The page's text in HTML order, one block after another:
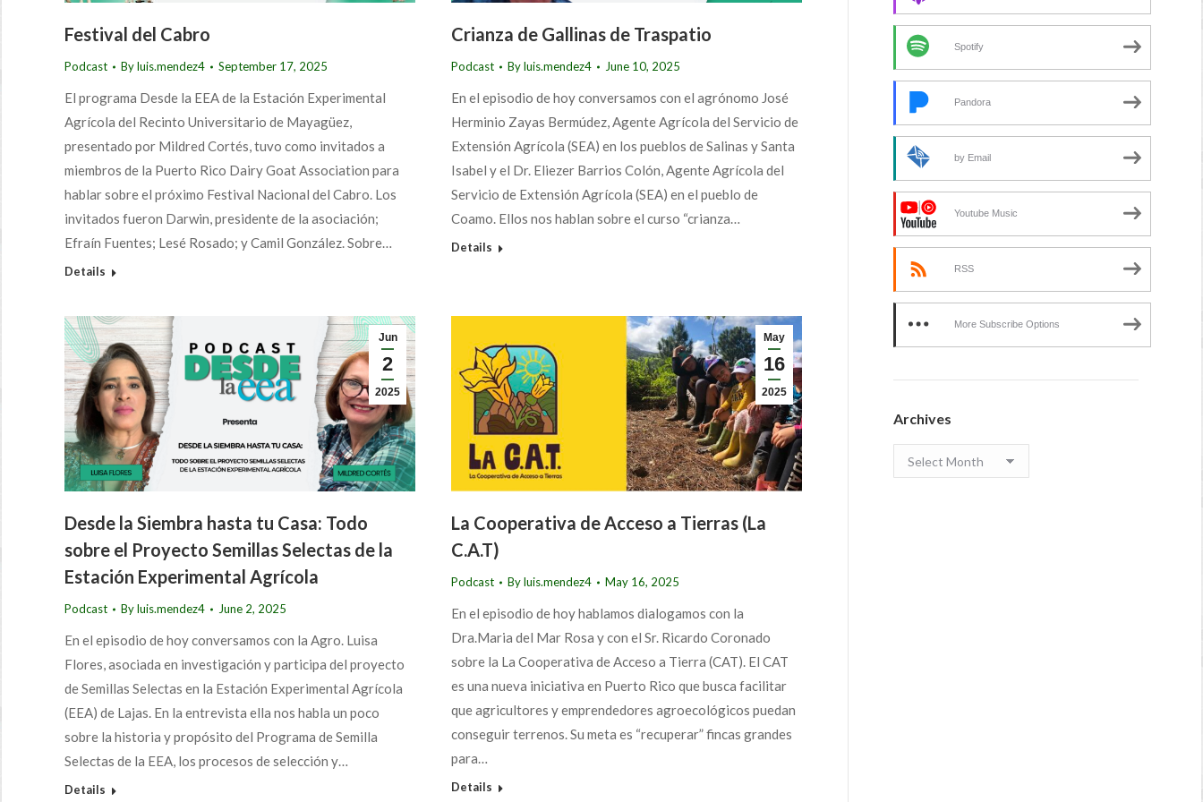
Festival del Cabro
Podcast Byluis.mendez4 September 17, 2025
El programa Desde la EEA de la Estación Experimental
Agrícola del Recinto Universitario de Mayagüez,
presentado por Mildred Cortés, tuvo como invitados a
miembros de la Puerto Rico Dairy Goat Association para
hablar sobre el próximo Festival Nacional del Cabro. Los
invitados fueron Darwin, presidente de la asociación;
Efraín Fuentes; Lesé Rosado; y Camil González. Sobre…
Details
Crianza de Gallinas de Traspatio
Podcast Byluis.mendez4 June 10, 2025
En el episodio de hoy conversamos con el agrónomo José
Herminio Zayas Bermúdez, Agente Agrícola del Servicio de
Extensión Agrícola (SEA) en los pueblos de Salinas y Santa
Isabel y el Dr. Eliezer Barrios Colón, Agente Agrícola del
Servicio de Extensión Agrícola (SEA) en el pueblo de
Coamo. Ellos nos hablan sobre el curso “crianza…
Details
Jun
2
2025
Desde la Siembra hasta tu Casa: Todo
sobre el Proyecto Semillas Selectas de la
Estación Experimental Agrícola
Podcast Byluis.mendez4 June 2, 2025
En el episodio de hoy conversamos con la Agro. Luisa
Flores, asociada en investigación y participa del proyecto
de Semillas Selectas en la Estación Experimental Agrícola
(EEA) de Lajas. En la entrevista ella nos habla un poco
sobre la historia y propósito del Programa de Semilla
Selectas de la EEA, los procesos de selección y…
Details
May
16
2025
La Cooperativa de Acceso a Tierras (La
C.A.T)
Podcast Byluis.mendez4 May 16, 2025
En el episodio de hoy hablamos dialogamos con la
Dra.Maria del Mar Rosa y con el Sr. Ricardo Coronado
sobre la La Cooperativa de Acceso a Tierra (CAT). El CAT
es una nueva iniciativa en Puerto Rico que busca facilitar
que agricultores y emprendedores agroecológicos puedan
conseguir terrenos. Su meta es “recuperar” fincas grandes
para…
Details
Spotify
Pandora
by Email
Youtube Music
RSS
More Subscribe Options
Archives
Archives